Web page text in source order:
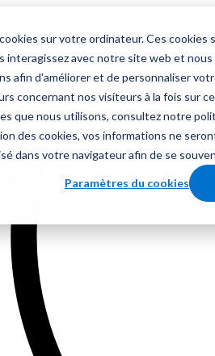
sur votre ordinateur. Ces
interagissez avec notre site web et
afin d'améliorer et de personnaliser
concernant nos visiteurs à la fois sur
que nous utilisons, consultez notre
des cookies, vos informations ne
dans votre navigateur afin de se
Paramètres du cookies